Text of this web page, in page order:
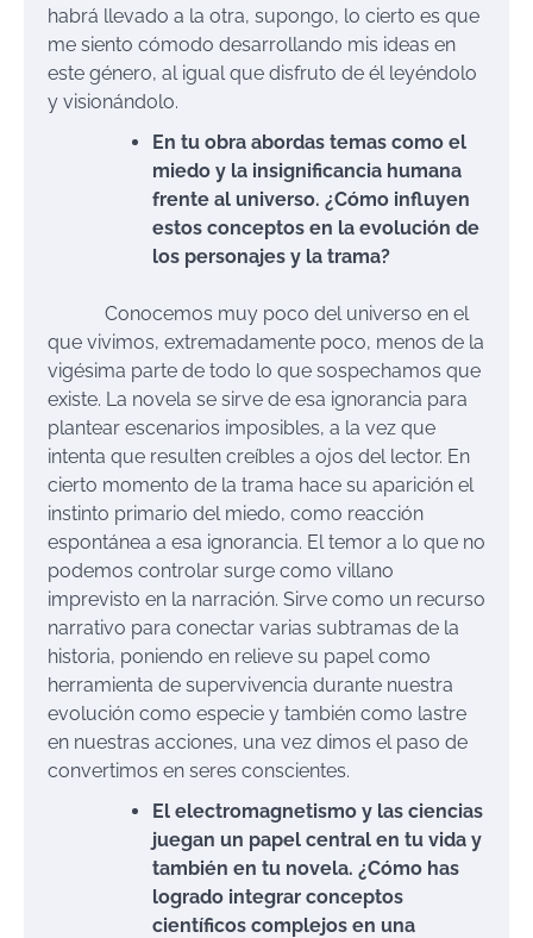
habrá llevado a la otra, supongo, lo cierto es que
me siento cómodo desarrollando mis ideas en
este género, al igual que disfruto de él leyéndolo
y visionándolo.
En tu obra abordas temas como el
miedo y la insignificancia humana
frente al universo. ¿Cómo influyen
estos conceptos en la evolución de
los personajes y la trama?
Conocemos muy poco del universo en el
que vivimos, extremadamente poco, menos de la
vigésima parte de todo lo que sospechamos que
existe. La novela se sirve de esa ignorancia para
plantear escenarios imposibles, a la vez que
intenta que resulten creíbles a ojos del lector. En
cierto momento de la trama hace su aparición el
instinto primario del miedo, como reacción
espontánea a esa ignorancia. El temor a lo que no
podemos controlar surge como villano
imprevisto en la narración. Sirve como un recurso
narrativo para conectar varias subtramas de la
historia, poniendo en relieve su papel como
herramienta de supervivencia durante nuestra
evolución como especie y también como lastre
en nuestras acciones, una vez dimos el paso de
convertimos en seres conscientes.
El electromagnetismo y las ciencias
juegan un papel central en tu vida y
también en tu novela. ¿Cómo has
logrado integrar conceptos
científicos complejos en una